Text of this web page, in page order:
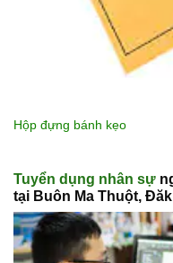
Hộp đựng bánh kẹo
Tuyển dụng nhân sự
tại Buôn Ma Thuột,